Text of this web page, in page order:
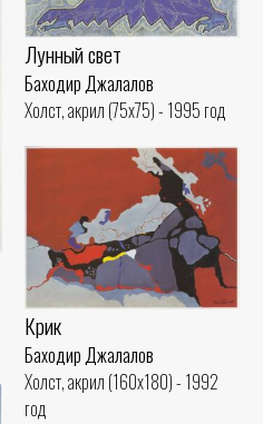
Лунный свет
Баходир Джалалов
Холст, акрил (75x75) - 1995 год
Крик
Баходир Джалалов
Холст, акрил (160x180) - 1992
год